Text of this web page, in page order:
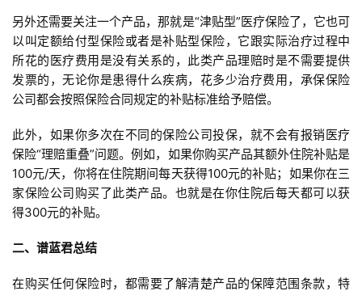
另外还需要关注一个产品，那就是“津贴型”医疗保险了，它也可
以叫定额给付型保险或者是补贴型保险，它跟实际治疗过程中
所花的医疗费用是没有关系的，此类产品理赔时是不需要提供
发票的，无论你是患得什么疾病，花多少治疗费用，承保保险
公司都会按照保险合同规定的补贴标准给予赔偿。
此外，如果你多次在不同的保险公司投保，就不会有报销医疗
保险“理赔重叠”问题。例如，如果你购买产品其额外住院补贴是
100元/天，你将在住院期间每天获得100元的补贴；如果你在三
家保险公司购买了此类产品。也就是在你住院后每天都可以获
得300元的补贴。
二、谱蓝君总结
在购买任何保险时，都需要了解清楚产品的保障范围条款，特